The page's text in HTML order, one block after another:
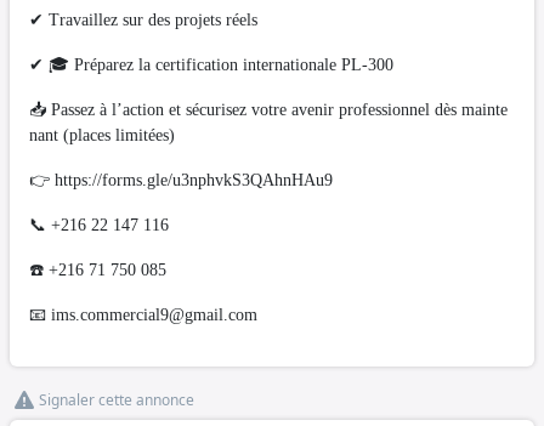
✔ Travaillez sur des projets réels
✔ 🎓 Préparez la certification internationale PL-300
📥 Passez à l’action et sécurisez votre avenir professionnel dès mainte
nant (places limitées)
👉 https://forms.gle/u3nphvkS3QAhnHAu9
📞 +216 22 147 116
☎️ +216 71 750 085
📧 ims.commercial9@gmail.com
Signaler cette annonce